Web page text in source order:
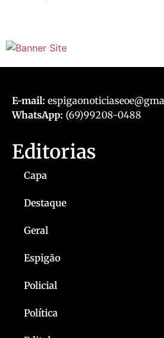
E-mail:
WhatsApp: (69)99208-0488
Editorias
Capa
Destaque
Geral
Espigão
Policial
Política